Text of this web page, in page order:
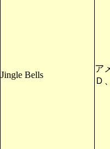
Jingle Bells
ア
Ｄ